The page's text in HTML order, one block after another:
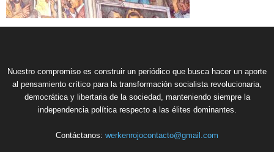
Nuestro compromiso es construir un periódico que busca hacer un aporte
al pensamiento crítico para la transformación socialista revolucionaria,
democrática y libertaria de la sociedad, manteniendo siempre la
independencia política respecto a las élites dominantes.
Contáctanos: werkenrojocontacto@gmail.com